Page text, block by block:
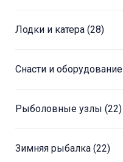
Лодки и катера (28)
Снасти и оборудование
Рыболовные узлы (22)
Зимняя рыбалка (22)